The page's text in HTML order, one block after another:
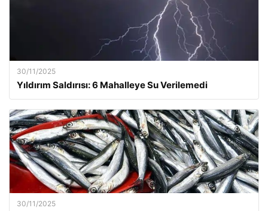
30/11/2025
Yıldırım Saldırısı: 6 Mahalleye Su Verilemedi
30/11/2025